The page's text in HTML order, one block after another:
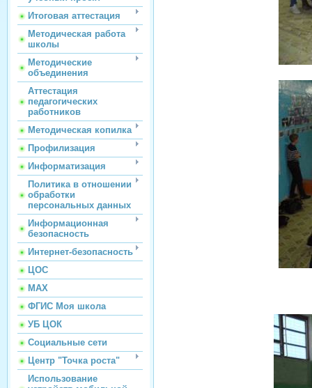
Итоговая аттестация
Методическая работа
школы
Методические
объединения
Аттестация
педагогических
работников
Методическая копилка
Профилизация
Информатизация
Политика в отношении
обработки
персональных данных
Информационная
безопасность
Интернет-безопасность
ЦОС
МАХ
ФГИС Моя школа
УБ ЦОК
Социальные сети
Центр "Точка роста"
Использование